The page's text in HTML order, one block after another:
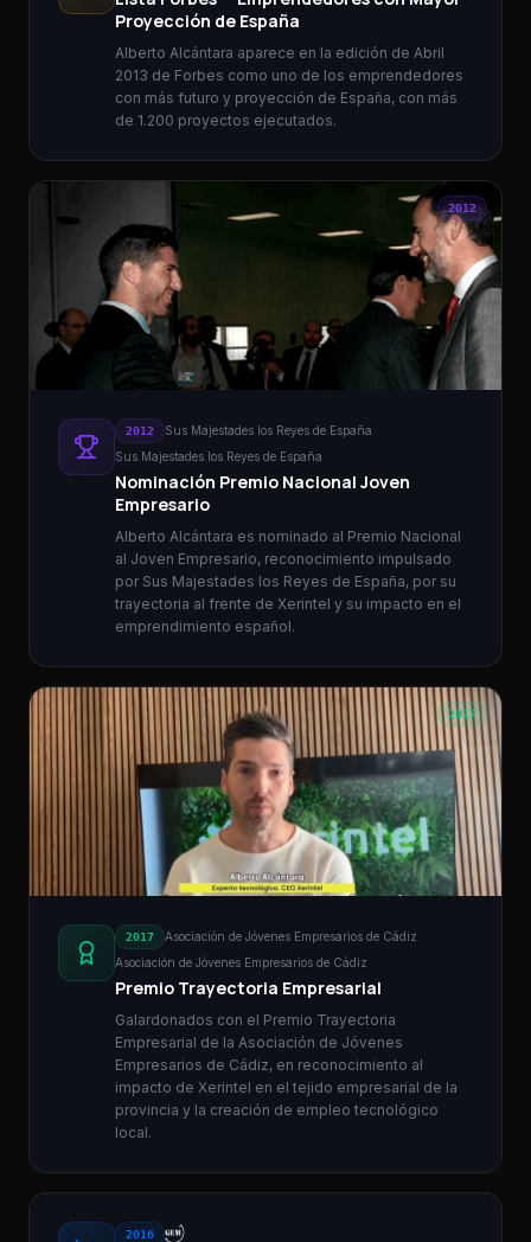
Proyección de España
Alberto Alcántara aparece en la edición de Abril
2013 de Forbes como uno de los emprendedores
con más futuro y proyección de España, con más
de 1.200 proyectos ejecutados.
2012
2012
Sus Majestades los Reyes de España
Sus Majestades los Reyes de España
Nominación Premio Nacional Joven
Empresario
Alberto Alcántara es nominado al Premio Nacional
al Joven Empresario, reconocimiento impulsado
por Sus Majestades los Reyes de España, por su
trayectoria al frente de Xerintel y su impacto en el
emprendimiento español.
2017
2017
Asociación de Jóvenes Empresarios de Cádiz
Asociación de Jóvenes Empresarios de Cádiz
Premio Trayectoria Empresarial
Galardonados con el Premio Trayectoria
Empresarial de la Asociación de Jóvenes
Empresarios de Cádiz, en reconocimiento al
impacto de Xerintel en el tejido empresarial de la
provincia y la creación de empleo tecnológico
local.
2016